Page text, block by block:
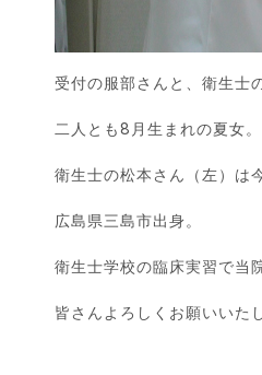
受付の服部さんと、衛生士
二人とも8月生まれの夏女。
衛生士の松本さん（左）は
広島県三島市出身。
衛生士学校の臨床実習で当
皆さんよろしくお願いいた